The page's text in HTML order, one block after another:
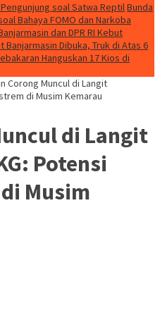
soal Satwa ReptilBunda
Bahaya FOMO dan Narkoba
dan DPR RI Kebut
Banjarmasin Dibuka, Truk di Atas 6
Hanguskan 17 Kios di
Corong Muncul di Langit
di Musim Kemarau
di Langit
Potensi
Musim